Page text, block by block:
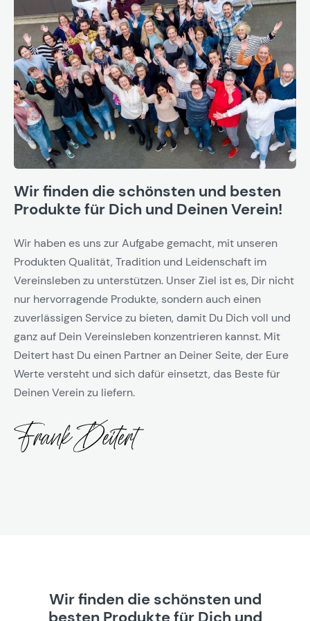
Wir finden die schönsten und besten
Produkte für Dich und Deinen Verein!
Wir haben es uns zur Aufgabe gemacht, mit unseren
Produkten Qualität, Tradition und Leidenschaft im
Vereinsleben zu unterstützen. Unser Ziel ist es, Dir nicht
nur hervorragende Produkte, sondern auch einen
zuverlässigen Service zu bieten, damit Du Dich voll und
ganz auf Dein Vereinsleben konzentrieren kannst. Mit
Deitert hast Du einen Partner an Deiner Seite, der Eure
Werte versteht und sich dafür einsetzt, das Beste für
Deinen Verein zu liefern.
Wir finden die schönsten und